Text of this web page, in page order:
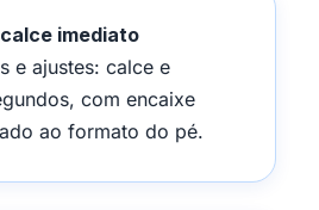
imediato
e ajustes: calce e
com encaixe
ao formato do pé.